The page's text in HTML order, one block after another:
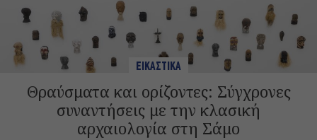
ΕΙΚΑΣΤΙΚΑ
Θραύσματα και ορίζοντες: Σύγχρονες
συναντήσεις με την κλασική
αρχαιολογία στη Σάμο